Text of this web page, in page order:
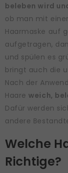
beleben wird
ob man mit
Haarmaske auf
aufgetragen,
und spülen es
bringt auch die
Nach der
Haareweich,
Dafür werden
andere
Welche
Richtige?